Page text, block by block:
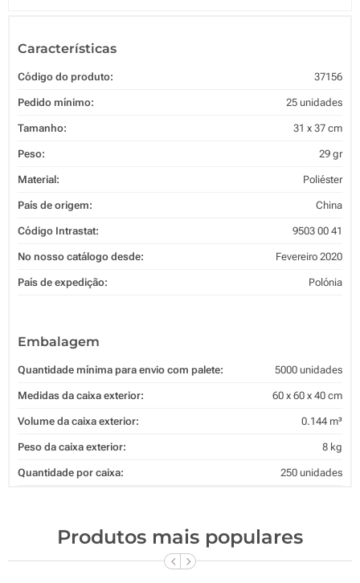
Características
Código do produto: 37156
Pedido mínimo: 25 unidades
Tamanho: 31 x 37 cm
Peso: 29 gr
Material: Poliéster
País de origem: China
Código Intrastat: 9503 00 41
No nosso catálogo desde: Fevereiro 2020
País de expedição: Polónia
Embalagem
Quantidade mínima para envio com palete: 5000 unidades
Medidas da caixa exterior: 60 x 60 x 40 cm
Volume da caixa exterior: 0.144 m³
Peso da caixa exterior: 8 kg
Quantidade por caixa: 250 unidades
Produtos mais populares